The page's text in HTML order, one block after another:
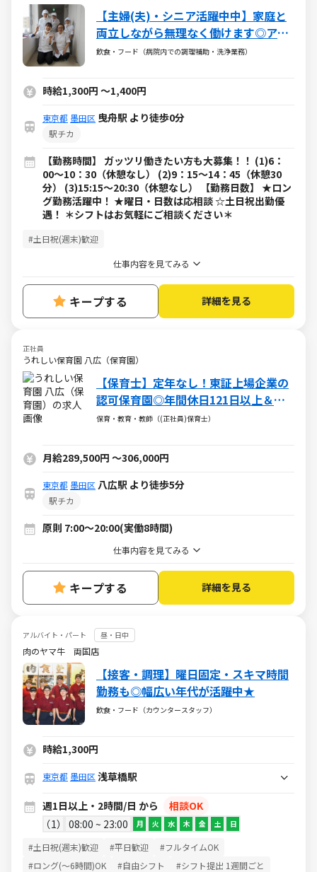
【主婦(夫)・シニア活躍中中】家庭と
両立しながら無理なく働けます◎アッ
トホームな現場！
飲食・フード（病院内での調理補助・洗浄業務）
時給1,300円 ～1,400円
東京都 墨田区 曳舟駅 より徒歩0分
駅チカ
【勤務時間】 ガッツリ働きたい方も大募集！！ (1)6：
00～10：30（休憩なし） (2)9：15～14：45（休憩30
分） (3)15:15～20:30（休憩なし） 【勤務日数】 ★ロン
グ勤務活躍中！ ★曜日・日数は応相談 ☆土日祝出勤優
遇！ ＊シフトはお気軽にご相談ください＊
#土日祝(週末)歓迎
仕事内容を見てみる
キープする 詳細を見る
正社員
うれしい保育園 八広（保育園）
【保育士】定年なし！東証上場企業の
認可保育園◎年間休日121日以上＆日
祝休みでオフも充実
保育・教育・教師（(正社員)保育士）
月給289,500円 ～306,000円
東京都 墨田区 八広駅 より徒歩5分
駅チカ
原則 7:00～20:00(実働8時間)
仕事内容を見てみる
キープする 詳細を見る
アルバイト・パート 昼・日中
肉のヤマ牛 両国店
【接客・調理】曜日固定・スキマ時間
勤務も◎幅広い年代が活躍中★
飲食・フード（カウンタースタッフ）
時給1,300円
東京都 墨田区 浅草橋駅
週1日以上・2時間/日 から
相談OK
1
08:00 ~ 23:00 月 火 水 木 金 土 日
#土日祝(週末)歓迎 #平日歓迎
#フルタイムOK
#ロング(～6時間)OK
#自由シフト #シフト提出 1週間ごと